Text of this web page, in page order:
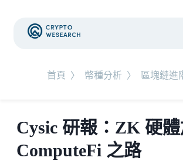
首頁 〉 幣種分析 〉 區塊鏈進
Cysic 研報：ZK 硬
ComputeFi 之路